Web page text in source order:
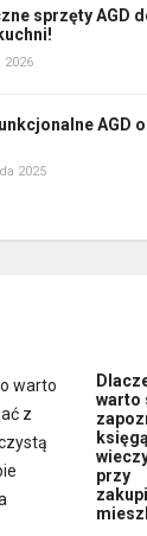
sprzęty AGD
2026
AGD
2025
warto
księgą
przy